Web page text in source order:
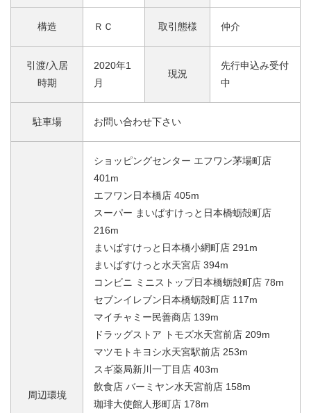
構造 ＲＣ 取引態様 仲介
引渡/入居
時期
2020年1
月
現況
先行申込み受付
中
駐車場 お問い合わせ下さい
周辺環境
ショッピングセンター エフワン茅場町店
401m
エフワン日本橋店 405m
スーパー まいばすけっと日本橋蛎殻町店
216m
まいばすけっと日本橋小網町店 291m
まいばすけっと水天宮店 394m
コンビニ ミニストップ日本橋蛎殻町店 78m
セブンイレブン日本橋蛎殻町店 117m
マイチャミー民善商店 139m
ドラッグストア トモズ水天宮前店 209m
マツモトキヨシ水天宮駅前店 253m
スギ薬局新川一丁目店 403m
飲食店 バーミヤン水天宮前店 158m
珈琲大使館人形町店 178m